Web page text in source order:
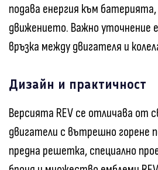
подава енергия към
движението. Важно уточнение
връзка между двигателя и
Дизайн и практичност
Версията REV се отличава от
двигатели с вътрешно горене
предна решетка, специално